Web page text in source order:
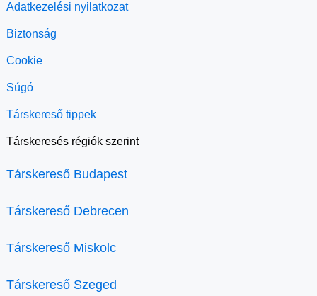
Adatkezelési nyilatkozat
Biztonság
Cookie
Súgó
Társkereső tippek
Társkeresés régiók szerint
Társkereső Budapest
Társkereső Debrecen
Társkereső Miskolc
Társkereső Szeged